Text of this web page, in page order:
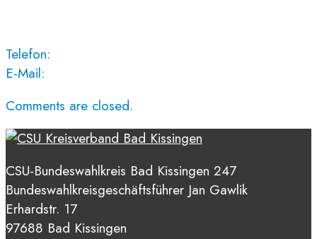
Telefon:
E-Mail:
Comments are closed.
CSU-Bundeswahlkreis Bad Kissingen 247
Bundeswahlkreisgeschäftsführer Jan Gawlik
Erhardstr. 17
97688 Bad Kissingen